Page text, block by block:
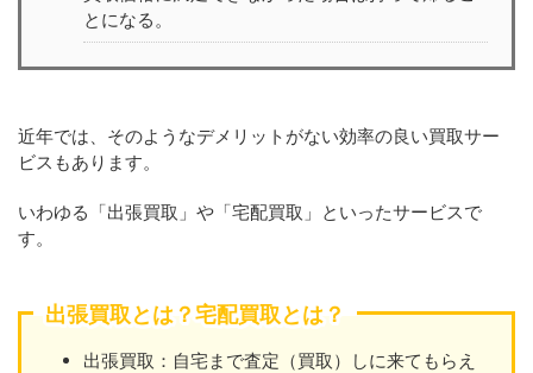
とになる。
近年では、そのようなデメリットがない効率の良い買取サー
ビスもあります。
いわゆる「出張買取」や「宅配買取」といったサービスで
す。
出張買取とは？宅配買取とは？
出張買取：自宅まで査定（買取）しに来てもらえ